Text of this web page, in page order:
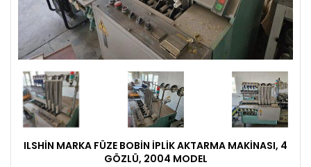
ILSHIN MARKA FÜZE BOBIN İPLIK AKTARMA MAKINASI, 4
GÖZLÜ, 2004 MODEL